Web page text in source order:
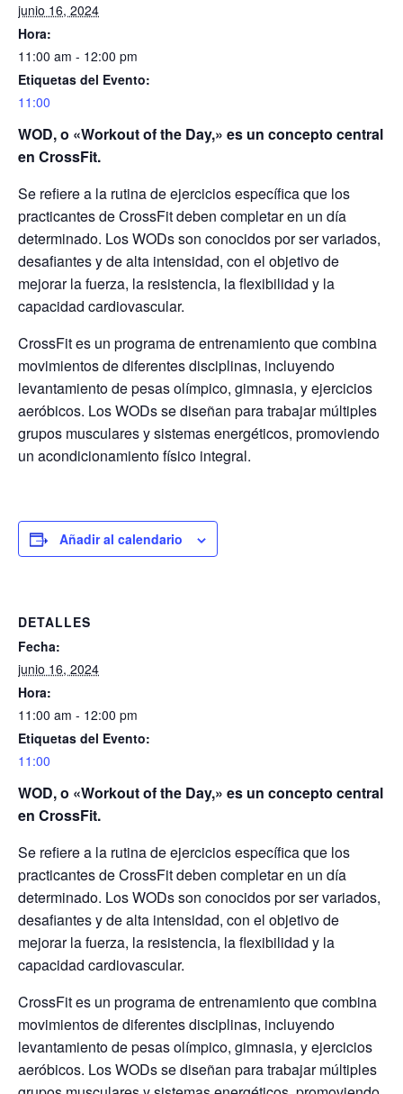
junio 16, 2024
Hora:
11:00 am - 12:00 pm
Etiquetas del Evento:
11:00
WOD, o «Workout of the Day,» es un concepto central
en CrossFit.
Se refiere a la rutina de ejercicios específica que los
practicantes de CrossFit deben completar en un día
determinado. Los WODs son conocidos por ser variados,
desafiantes y de alta intensidad, con el objetivo de
mejorar la fuerza, la resistencia, la flexibilidad y la
capacidad cardiovascular.
CrossFit es un programa de entrenamiento que combina
movimientos de diferentes disciplinas, incluyendo
levantamiento de pesas olímpico, gimnasia, y ejercicios
aeróbicos. Los WODs se diseñan para trabajar múltiples
grupos musculares y sistemas energéticos, promoviendo
un acondicionamiento físico integral.
Añadir al calendario
DETALLES
Fecha:
junio 16, 2024
Hora:
11:00 am - 12:00 pm
Etiquetas del Evento:
11:00
WOD, o «Workout of the Day,» es un concepto central
en CrossFit.
Se refiere a la rutina de ejercicios específica que los
practicantes de CrossFit deben completar en un día
determinado. Los WODs son conocidos por ser variados,
desafiantes y de alta intensidad, con el objetivo de
mejorar la fuerza, la resistencia, la flexibilidad y la
capacidad cardiovascular.
CrossFit es un programa de entrenamiento que combina
movimientos de diferentes disciplinas, incluyendo
levantamiento de pesas olímpico, gimnasia, y ejercicios
aeróbicos. Los WODs se diseñan para trabajar múltiples